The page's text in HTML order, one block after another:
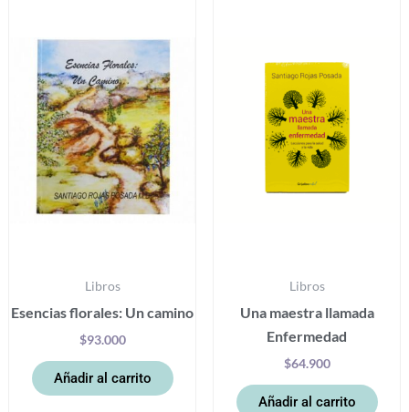
Libros
Esencias florales: Un camino
$93.000
Añadir al carrito
Libros
Una maestra llamada
Enfermedad
$64.900
Añadir al carrito